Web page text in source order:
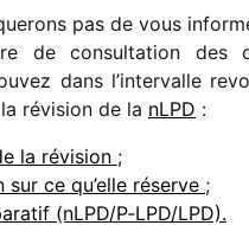
pas de vous
de consul­ta­tion des
dans l’intervalle
révi­sion de la nLPD :
la révi­sion ;
sur ce qu’elle réserve ;
(nLPD/​P‑LPD/​LPD).